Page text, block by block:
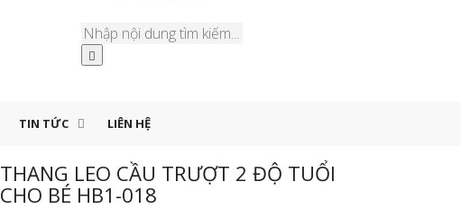
TIN TỨC
LIÊN HỆ
THANG LEO CẦU TRƯỢT 2 ĐỘ TUỔI
CHO BÉ HB1-018